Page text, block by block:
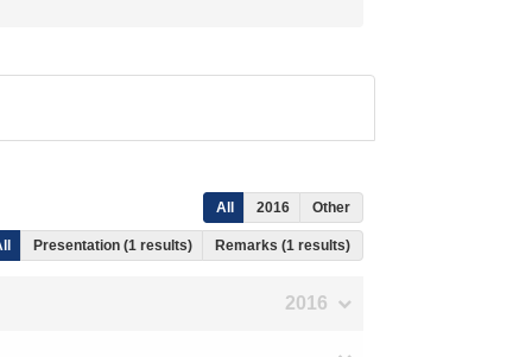
All 2016 Other
Presentation (1 results) Remarks (1 results)
2016